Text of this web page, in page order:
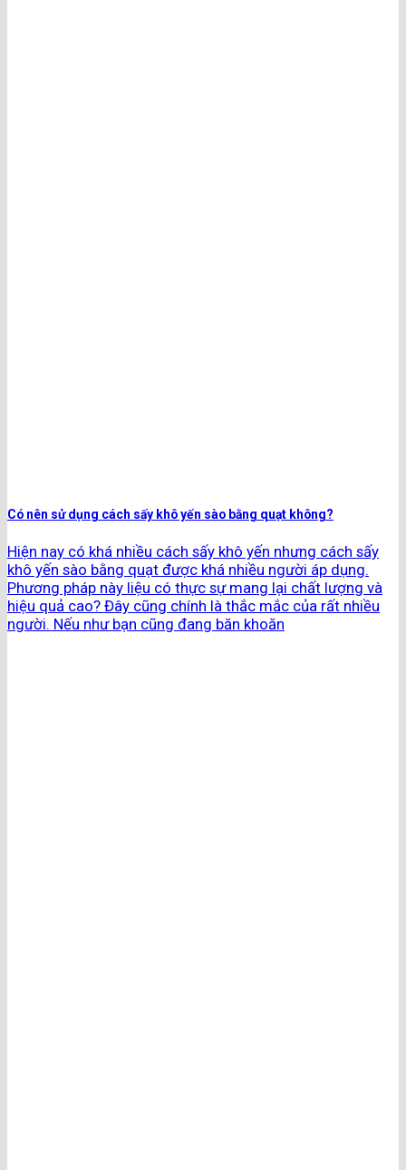
Có nên sử dụng cách sấy khô yến sào bằng quạt không?
Hiện nay có khá nhiều cách sấy khô yến nhưng cách sấy
khô yến sào bằng quạt được khá nhiều người áp dụng.
Phương pháp này liệu có thực sự mang lại chất lượng và
hiệu quả cao? Đây cũng chính là thắc mắc của rất nhiều
người. Nếu như bạn cũng đang băn khoăn